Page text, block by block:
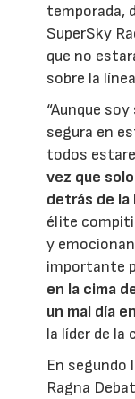
temporada,
SuperSky
que no
sobre la
“Aunque
segura en
todos
vez que
detrás de la
élite
y
importante
en la cima
un mal día
la líder de la
En segundo
Ragna